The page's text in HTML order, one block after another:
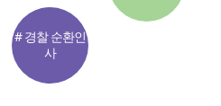
# 경찰 순환인
사